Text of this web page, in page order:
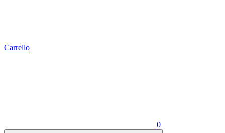
Carrello
0